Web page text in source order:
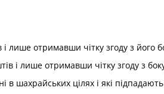
лише отримавши чітку згоду з його
і лише отримавши чітку згоду з
в шахрайських цілях і які